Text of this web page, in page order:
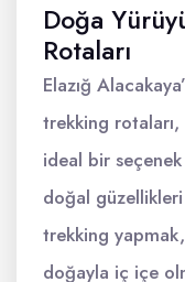
Doğa
Rotaları
Elazığ
trekking
ideal bir
doğal
trekking
doğayla iç içe